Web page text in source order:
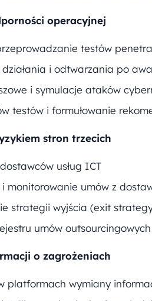
operacyjnej
testów
działania i odtwarzania po
i symulacje ataków
testów i formułowanie
stron trzecich
usług ICT
monitorowanie umów z
strategii wyjścia (exit
umów outsourcingowych
o zagrożeniach
platformach wymiany